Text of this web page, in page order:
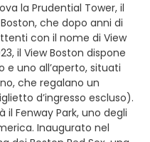
la Prudential Tower, il
che dopo anni di
con il nome di View
il View Boston dispone
e uno all’aperto, situati
che regalano un
d’ingresso escluso).
Fenway Park, uno degli
Inaugurato nel